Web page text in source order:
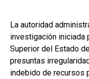
La autoridad
investigación iniciada
Superior del Estado
presuntas
indebido de recursos